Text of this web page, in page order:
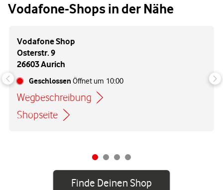
Vodafone-Shops in der Nähe
Vodafone Shop
Osterstr. 9
26603 Aurich
Geschlossen Öffnet um 10:00
Wegbeschreibung
Link öffnet in einem neuen Tab
Shopseite
Finde Deinen Shop